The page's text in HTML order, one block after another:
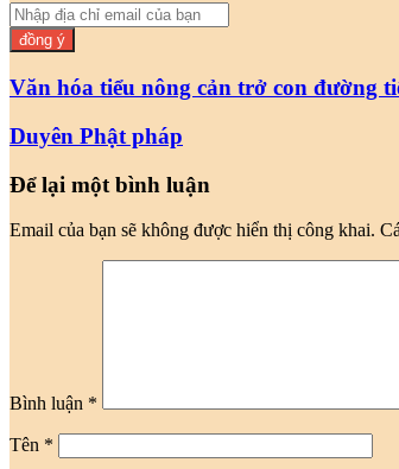
Nhập
địa
chỉ
email
của
Văn hóa tiểu nông cản trở con đường
Duyên Phật pháp
Để lại một bình luận
Email của bạn sẽ không được hiển thị công khai.
Bình luận *
Tên *